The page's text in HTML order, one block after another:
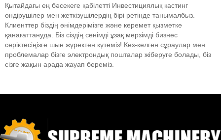
Қытайдағы ең бәсекеге қабілетті Инвестициялық кастинг
өндірушілер мен жеткізушілердің бірі ретінде танымалбыз.
Клиенттер біздің өнімдерімізге және керемет қызметке
қанағаттануда. Біз сіздің сенімді ұзақ мерзімді бизнес
серіктесіңізге шын жүректен күтеміз! Кез-келген сұраулар мен
проблемалар бізге электрондық пошталар жіберуге болады, біз
сізге жақын арада жауап береміз.